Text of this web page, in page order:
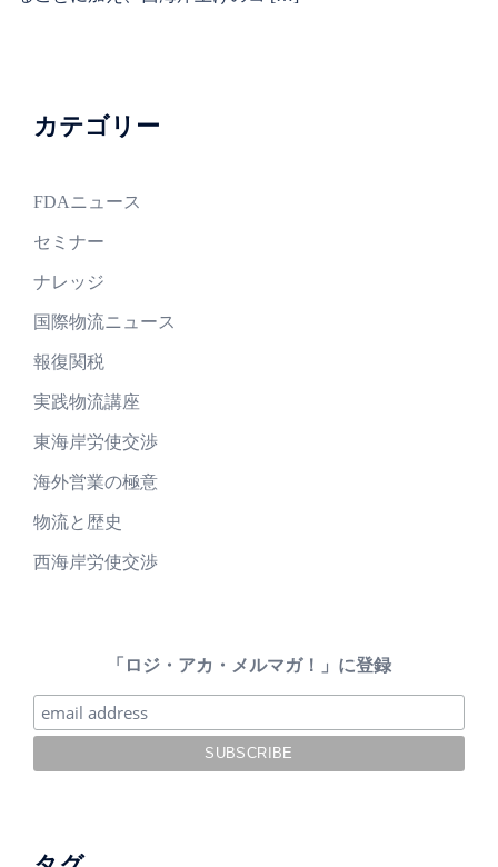
カテゴリー
FDAニュース
セミナー
ナレッジ
国際物流ニュース
報復関税
実践物流講座
東海岸労使交渉
海外営業の極意
物流と歴史
西海岸労使交渉
「ロジ・アカ・メルマガ！」に登録